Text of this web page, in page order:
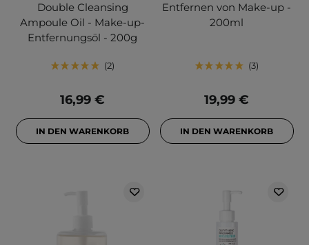
Double Cleansing
Ampoule Oil - Make-up-
Entfernungsöl - 200g
2
16,99 €
IN DEN WARENKORB
Entfernen von Make-up -
200ml
3
19,99 €
IN DEN WARENKORB